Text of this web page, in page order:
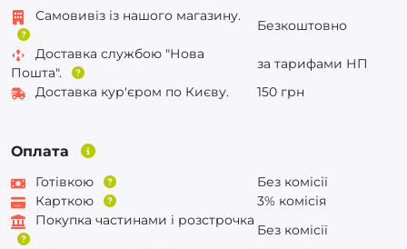
Самовивіз із нашого магазину.
Безкоштовно
Доставка службою "Нова
Пошта".
за тарифами НП
Доставка кур'єром по Києву.
150 грн
Оплата
Готівкою
Без комісії
Карткою
3% комісія
Покупка частинами і розстрочка
Без комісії